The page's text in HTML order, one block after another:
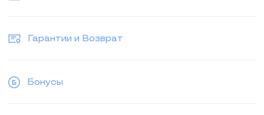
Гарантии и Возврат
Бонусы